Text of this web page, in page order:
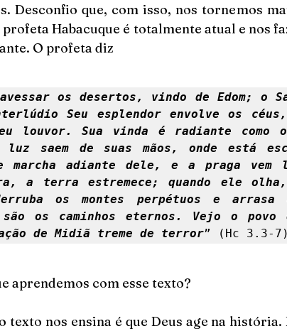
Desconfio que, com isso, nos tornemos
Habacuque é totalmente atual e nos
O profeta diz
os desertos, vindo de Edom; o
Seu esplendor envolve os
louvor. Sua vinda é radiante como
saem de suas mãos, onde está
marcha adiante dele, e a praga vem
a terra estremece; quando ele
os montes perpétuos e arrasa
os caminhos eternos. Vejo o povo
de Midiã treme de terror” (Hc 3.3-
aprendemos com esse texto?
nos ensina é que Deus age na história.